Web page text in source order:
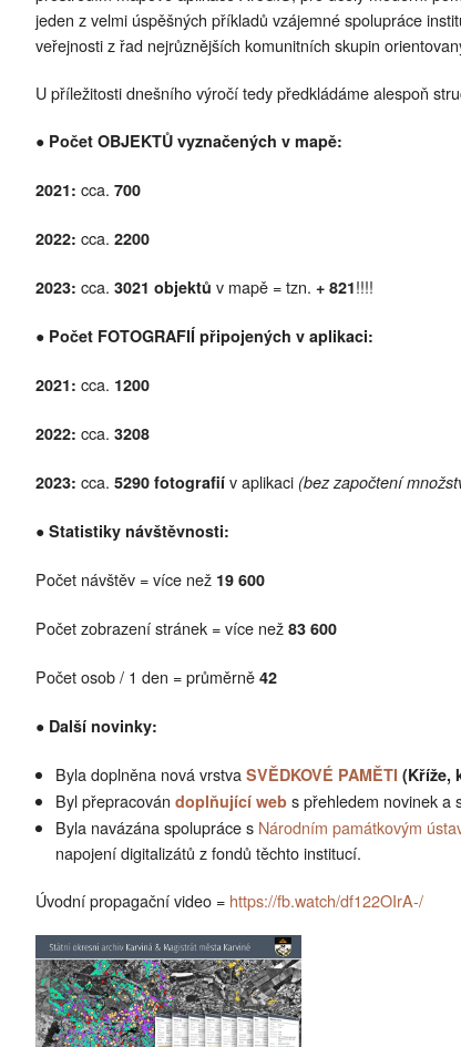
jeden z velmi úspěšných příkladů vzájemné spolupráce
veřejnosti z řad nejrůznějších komunitních skupin
U příležitosti dnešního výročí tedy předkládáme alespoň
● Počet OBJEKTŮ vyznačených v mapě:
2021: cca. 700
2022: cca. 2200
2023: cca. 3021 objektů v mapě = tzn. + 821!!!!
● Počet FOTOGRAFIÍ připojených v aplikaci:
2021: cca. 1200
2022: cca. 3208
2023: cca. 5290 fotografií v aplikaci (bez započtení
● Statistiky návštěvnosti:
Počet návštěv = více než 19 600
Počet zobrazení stránek = více než 83 600
Počet osob / 1 den = průměrně 42
● Další novinky:
Byla doplněna nová vrstva SVĚDKOVÉ PAMĚTI (Kříže,
Byl přepracován doplňující webs přehledem novinek a
Byla navázána spolupráce s Národním památkovým
napojení digitalizátů z fondů těchto institucí.
Úvodní propagační video = https://fb.watch/df122OIrA-/